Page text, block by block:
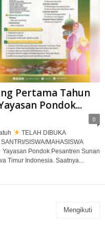
Pertama Tahun
Pondok...
0
TELAH DIBUKA
SISWA/MAHASISWA
Yayasan Pondok Pesantren Sunan
Timur Indonesia. Saatnya...
Mengikuti